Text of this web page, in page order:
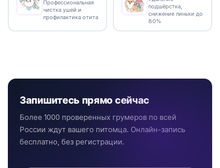
Профессиональная
чистка ушей и
профилактика отита
подшёрстка,
снижение линьки до
80%
Запишитесь прямо сейчас
Более 1000 проверенных грумеров по всей
России ждут вашего питомца. Онлайн-запись
бесплатно, без регистрации.